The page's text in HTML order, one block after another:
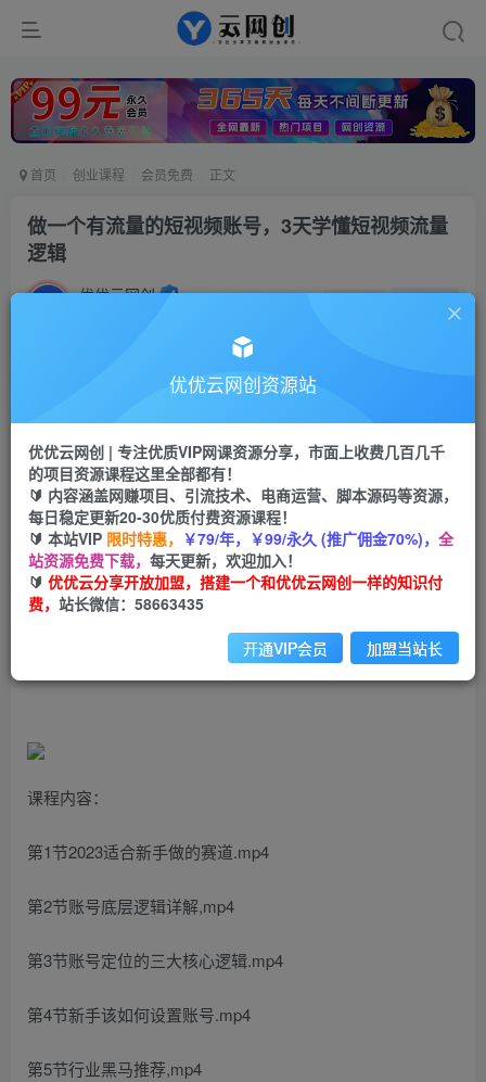
首页 创业课程 会员免费 正文
做一个有流量的短视频账号，3天学懂短视频流量
逻辑
优优云网创 私信
云币9.9云币99
会员免费
立即购买
您当前未登录！建议登陆后购买，可保存购买订单
做一个有流量的短视频账号，3天学懂短视频流量逻辑
课程内容：
第1节2023适合新手做的赛道.mp4
第2节账号底层逻辑详解,mp4
第3节账号定位的三大核心逻辑.mp4
第4节新手该如何设置账号.mp4
第5节行业黑马推荐,mp4
优优云网创资源站
优优云网创 | 专注优质VIP网课资源分享，市面上收费几百几千
的项目资源课程这里全部都有！
🔰 内容涵盖网赚项目、引流技术、电商运营、脚本源码等资源，
每日稳定更新20-30优质付费资源课程！
🔰 本站VIP 限时特惠， ￥79/年，￥99/永久 (推广佣金70%)， 全
站资源免费下载， 每天更新，欢迎加入！
🔰 优优云分享开放加盟，搭建一个和优优云网创一样的知识付
费， 站长微信：58663435
开通VIP会员 加盟当站长